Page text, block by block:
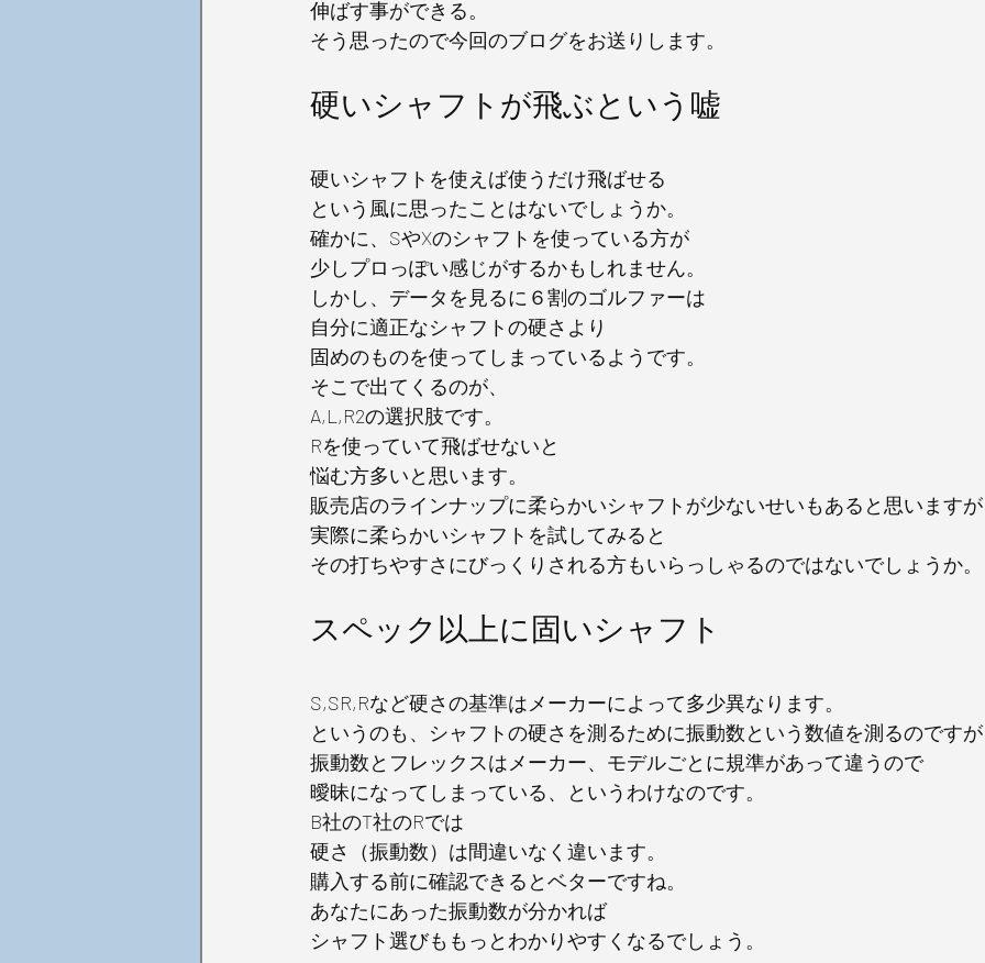
伸ばす事ができる。
そう思ったので今回のブログをお送りします。
硬いシャフトが飛ぶという嘘
硬いシャフトを使えば使うだけ飛ばせる
という風に思ったことはないでしょうか。
確かに、SやXのシャフトを使っている方が
少しプロっぽい感じがするかもしれません。
しかし、データを見るに６割のゴルファーは
自分に適正なシャフトの硬さより
固めのものを使ってしまっているようです。
そこで出てくるのが、
A,L,R2の選択肢です。
Rを使っていて飛ばせないと
悩む方多いと思います。
販売店のラインナップに柔らかいシャフトが少ないせいもあると思いますが
実際に柔らかいシャフトを試してみると
その打ちやすさにびっくりされる方もいらっしゃるのではないでしょうか。
スペック以上に固いシャフト
S,SR,Rなど硬さの基準はメーカーによって多少異なります。
というのも、シャフトの硬さを測るために振動数という数値を測るのです
振動数とフレックスはメーカー、モデルごとに規準があって違うので
曖昧になってしまっている、というわけなのです。
B社のT社のRでは
硬さ（振動数）は間違いなく違います。
購入する前に確認できるとベターですね。
あなたにあった振動数が分かれば
シャフト選びももっとわかりやすくなるでしょう。